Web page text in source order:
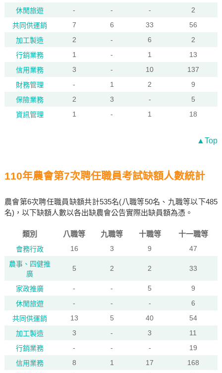
休閒旅遊
- - -
2
共同供運銷
7 6 33
56
加工製造
2 - 6
2
行銷業務
1 - 1
13
信用業務
3 - 10
137
財務管理
- 1 2
9
保險業務
2 3 -
5
資訊管理
1 - 1 18
▲Top
110年農會第7次聘任職員考試缺額人數統計
農會第6次聘任職員缺額共計535名(八職等50名、九職等以下485
名)，以下缺額人數以各出缺農會公告實際出缺員額為憑。
類別 八職等 九職等 十職等 十一職等
會務行政 16 3 9
47
農事、四健推
廣
5 2 2 33
家政推廣 - - 5
9
休閒旅遊
- - -
6
共同供運銷
13 5 40
54
加工製造
3 - 3
11
行銷業務
- - -
19
信用業務
8 1 17
168